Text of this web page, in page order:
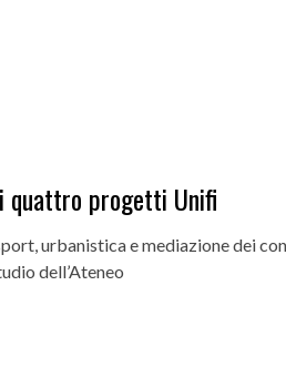
quattro progetti Unifi
urbanistica e mediazione dei
dell’Ateneo